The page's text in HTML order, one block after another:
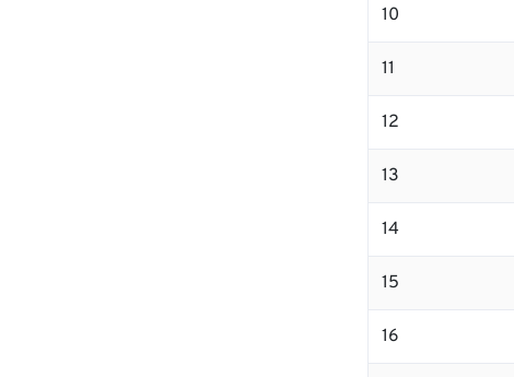
10
11
12
13
14
15
16